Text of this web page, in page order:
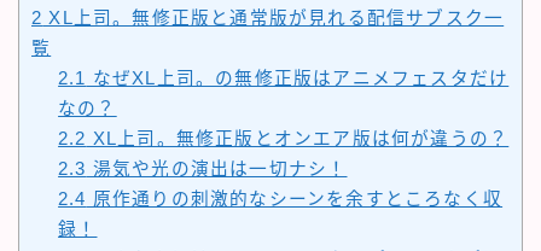
2 XL上司。無修正版と通常版が見れる配信サブスク一
覧
2.1 なぜXL上司。の無修正版はアニメフェスタだけ
なの？
2.2 XL上司。無修正版とオンエア版は何が違うの？
2.3 湯気や光の演出は一切ナシ！
2.4 原作通りの刺激的なシーンを余すところなく収
録！